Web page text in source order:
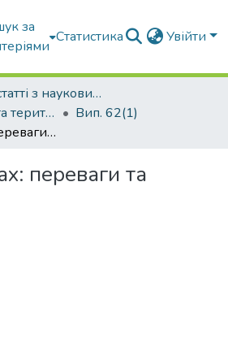
за
Статистика Увійти
Вибрані статті з наукових збірників КНУБА
Містобудування та територіальне планування
Вип. 62(1)
«Зелений» дах: переваги та недоліки
переваги та